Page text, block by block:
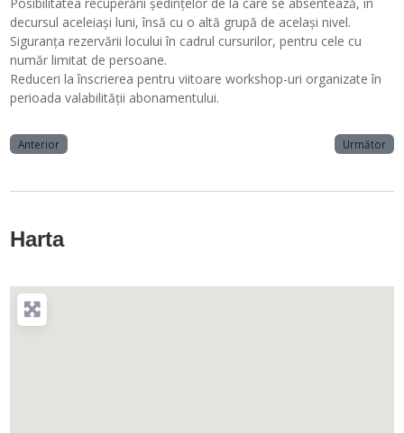
decursul aceleiași luni, însă cu o altă grupă de același nivel.
Siguranța rezervării locului în cadrul cursurilor, pentru cele cu
număr limitat de persoane.
Reduceri la înscrierea pentru viitoare workshop-uri organizate în
perioada valabilității abonamentului.
Anterior Următor
Harta